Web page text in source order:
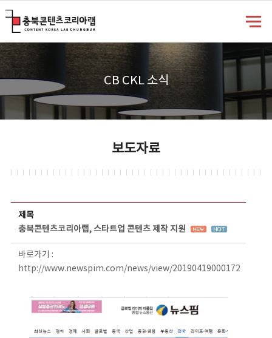
CB CKL 소식
보도자료
제목
충북콘텐츠코리아랩, 스타트업 콘텐츠 제작 지원
바로가기 :
http://www.newspim.com/news/view/20190419000172